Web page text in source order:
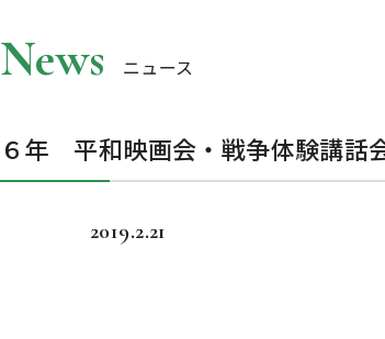
News ニュース
６年 平和映画会・戦争体験講話
2019.2.21